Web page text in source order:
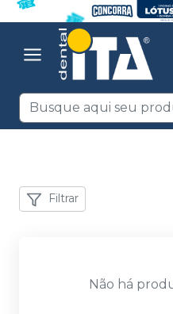
Filtrar
Não há